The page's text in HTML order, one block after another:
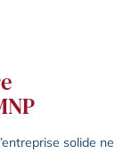
solide ne